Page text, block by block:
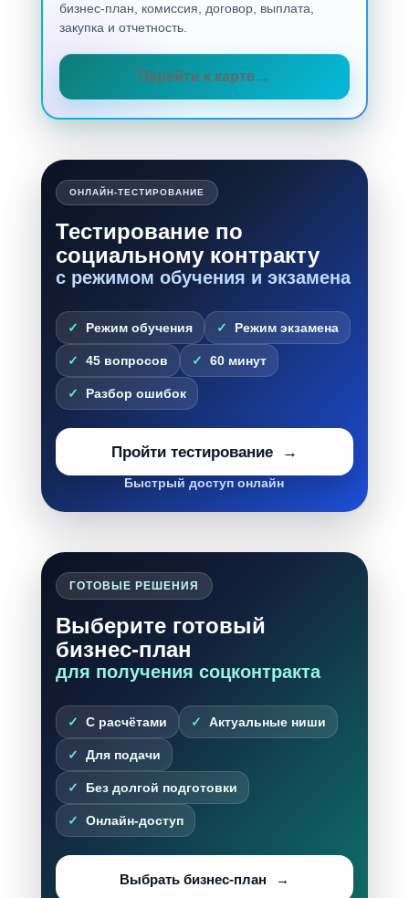
бизнес-план, комиссия, договор, выплата,
закупка и отчетность.
Перейти к карте
ОНЛАЙН-ТЕСТИРОВАНИЕ
Тестирование по
социальному контракту
с режимом обучения и экзамена
Режим обучения Режим экзамена
45 вопросов 60 минут
Разбор ошибок
Пройти тестирование
Быстрый доступ онлайн
ГОТОВЫЕ РЕШЕНИЯ
Выберите готовый
бизнес-план
для получения соцконтракта
С расчётами Актуальные ниши
Для подачи
Без долгой подготовки
Онлайн-доступ
Выбрать бизнес-план